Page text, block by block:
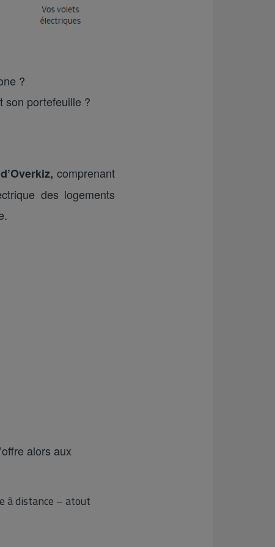
?
son portefeuille ?
comprenant
des logements
alors aux
à distance – atout